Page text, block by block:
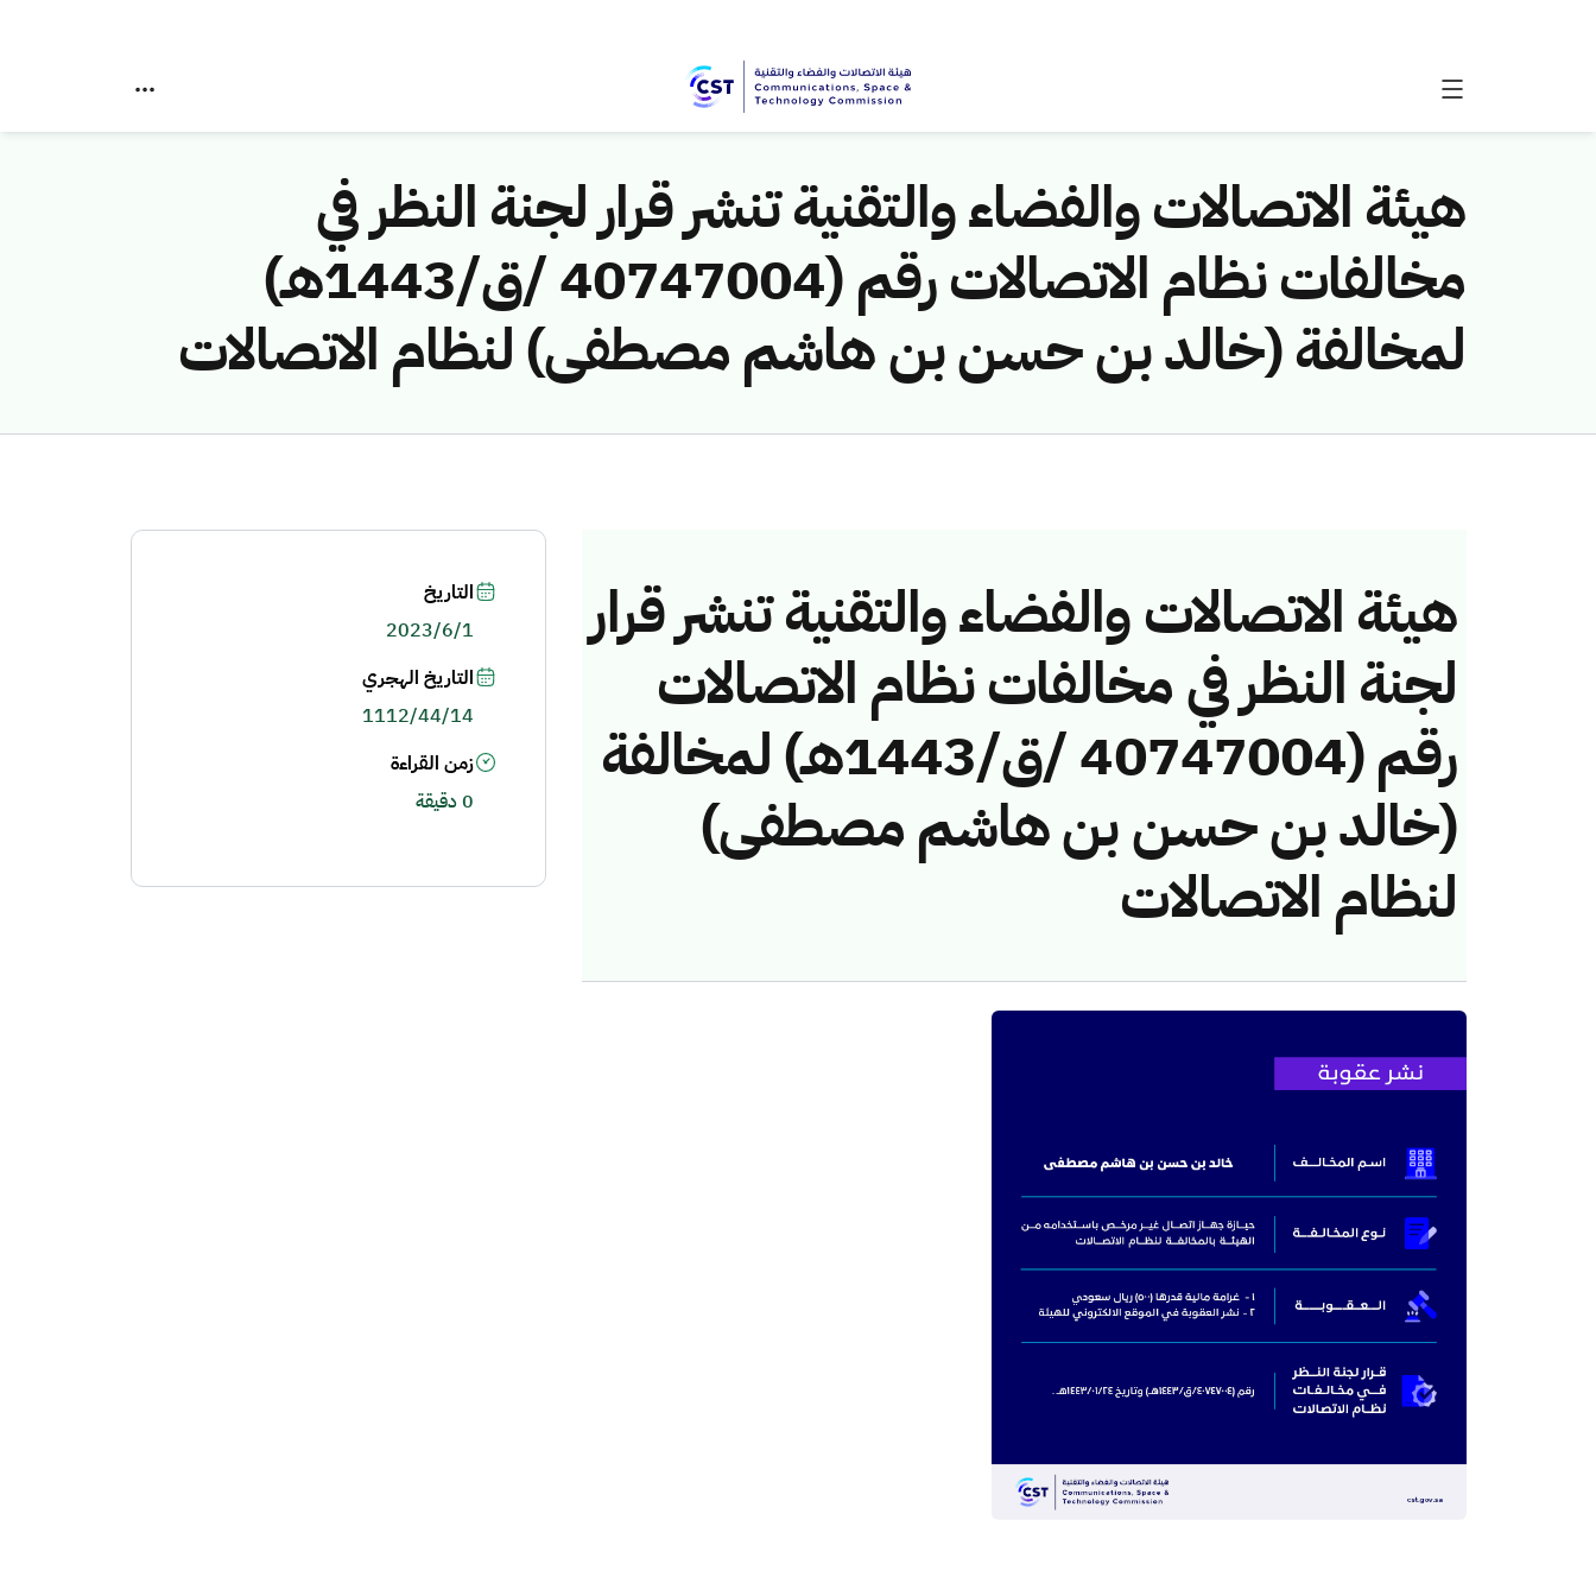
هيئة الاتصالات والفضاء والتقنية تنشر قرار لجنة النظر في
مخالفات نظام الاتصالات رقم (40747004 /ق/1443هـ)
لمخالفة (خالد بن حسن بن هاشم مصطفى) لنظام الاتصالات
هيئة الاتصالات والفضاء والتقنية تنشر قرار
لجنة النظر في مخالفات نظام الاتصالات
رقم (40747004 /ق/1443هـ) لمخالفة
(خالد بن حسن بن هاشم مصطفى)
لنظام الاتصالات
التاريخ
2023/6/1
التاريخ الهجري
1112/44/14
زمن القراءة
0 دقيقة